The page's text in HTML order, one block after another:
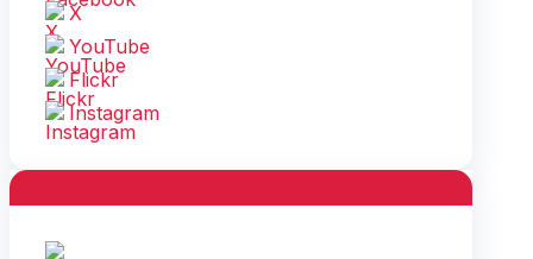
X
YouTube
Flickr
Instagram